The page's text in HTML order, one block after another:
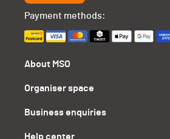
About MSO
Organiser space
Business enquiries
Help center
Payment methods: